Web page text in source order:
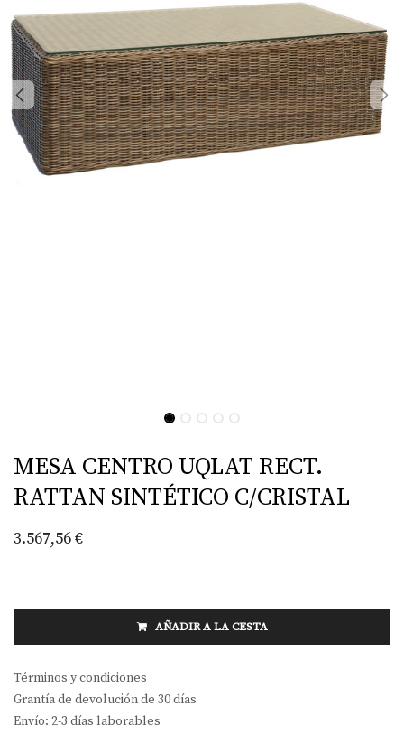
MESA CENTRO UQLAT RECT.
RATTAN SINTÉTICO C/CRISTAL
3.567,56€
AÑADIR A LA CESTA
Términos y condiciones
Grantía de devolución de 30 días
Envío: 2-3 días laborables